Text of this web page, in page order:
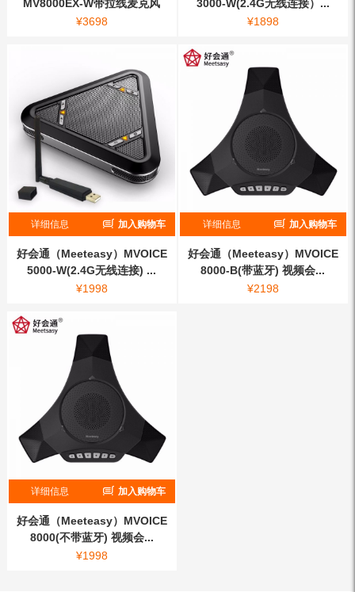
MV8000EX-W带拉线麦克风
2.4g无...
¥3698
3000-W(2.4G无线连接）...
¥1898
详细信息 加入购物车
好会通（Meeteasy）MVOICE
5000-W(2.4G无线连接) ...
¥1998
详细信息 加入购物车
好会通（Meeteasy）MVOICE
8000-B(带蓝牙) 视频会...
¥2198
详细信息 加入购物车
好会通（Meeteasy）MVOICE
8000(不带蓝牙) 视频会...
¥1998